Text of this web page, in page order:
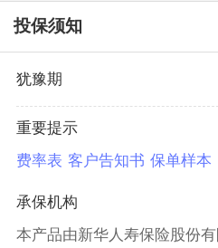
投保须知
犹豫期
重要提示
费率表 客户告知书 保单样本
承保机构
本产品由新华人寿保险股份